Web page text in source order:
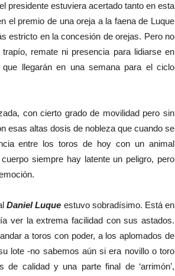
presidente estuviera acertado tanto en esta
el premio de una oreja a la faena de Luque
estricto en la concesión de orejas. Pero no
remate ni presencia para lidiarse en
llegarán en una semana para el ciclo
con cierto grado de movilidad pero sin
esas altas dosis de nobleza que cuando se
entre los toros de hoy con un animal
siempre hay latente un peligro, pero
Daniel Luque estuvo sobradísimo. Está en
ver la extrema facilidad con sus astados.
a toros con poder, a los aplomados de
lote -no sabemos aún si era novillo o toro
calidad y una parte final de ‘arrimón’,